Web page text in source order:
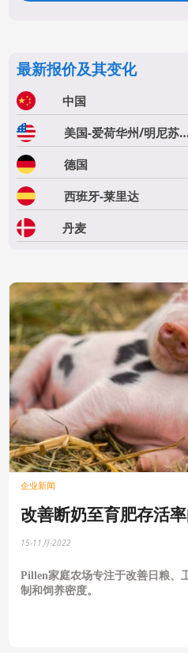
最新报价及其变化
中国
美国-爱荷华州/
德国
西班牙-莱里达
丹麦
企业新闻
改善断奶至育肥存活
15-11月-2022
Pillen家庭农场专注于改善日粮、
制和饲养密度。